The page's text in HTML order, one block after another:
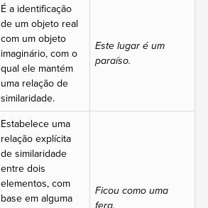
É a identificação
de um objeto real
com um objeto
imaginário, com o
qual ele mantém
uma relação de
similaridade.
Este lugar é um
paraíso.
Estabelece uma
relação explícita
de similaridade
entre dois
elementos, com
base em alguma
Ficou como uma